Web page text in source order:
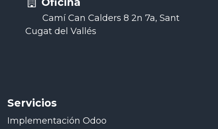
Camí Can Calders 8 2n 7a, Sant
Cugat del Vallés
Servicios
Implementación Odoo